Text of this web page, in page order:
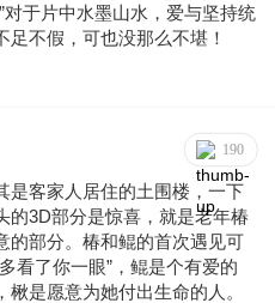
对于片中水墨山水，爱与坚持统
不假，可也没那么不堪！
190
是客家人居住的土围楼，一下
的3D部分是惊喜，就是老年椿
的部分。椿和鲲的首次遇见可
看了你一眼”，鲲是个有爱的
楸是愿意为她付出生命的人。